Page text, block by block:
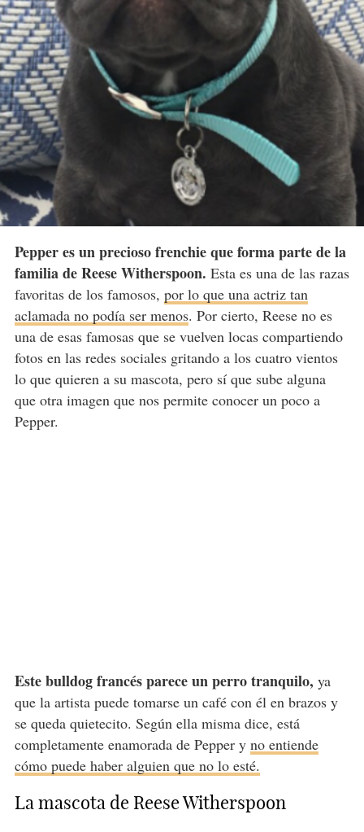
Pepper es un precioso frenchie que forma parte de la
familia de Reese Witherspoon. Esta es una de las razas
favoritas de los famosos, por lo que una actriz tan
aclamada no podía ser menos. Por cierto, Reese no es
una de esas famosas que se vuelven locas compartiendo
fotos en las redes sociales gritando a los cuatro vientos
lo que quieren a su mascota, pero sí que sube alguna
que otra imagen que nos permite conocer un poco a
Pepper.
Este bulldog francés parece un perro tranquilo, ya
que la artista puede tomarse un café con él en brazos y
se queda quietecito. Según ella misma dice, está
completamente enamorada de Pepper y no entiende
cómo puede haber alguien que no lo esté.
La mascota de Reese Witherspoon